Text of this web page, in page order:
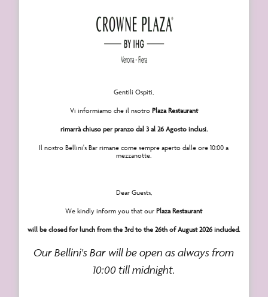
Camera standard
Camera Club
Plaza Restaurant
Gentili Ospiti,
Vi informiamo che il nsotro Plaza Restaurant
rimarrà chiuso per pranzo dal 3 al 26 Agosto inclusi.
Il nostro Bellini's Bar rimane come sempre aperto dalle ore 10:00 a
mezzanotte.
Dear Guests,
We kindly inform you that ourPlaza Restaurant
will be closed for lunch from the 3rd to the 26th of August 2026 included.
Our Bellini's Bar will be open as always from
10:00 till midnight.